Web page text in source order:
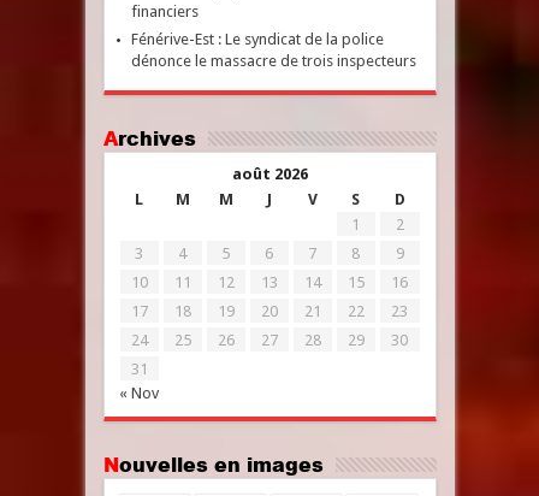
financiers
Fénérive-Est : Le syndicat de la police
dénonce le massacre de trois inspecteurs
Archives
août 2026
L
M M J V S D
« Nov
1
2
3
4 5 6 7 8
9
10
11 12 13 14 15
16
17
18 19 20 21 22
23
24
25 26 27 28 29
30
31
Nouvelles en images